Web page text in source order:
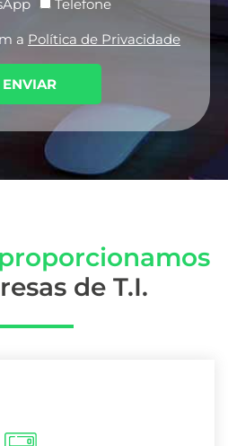
Telefone
a Política de Privacidade
ENVIAR
proporcionamos
de T.I.